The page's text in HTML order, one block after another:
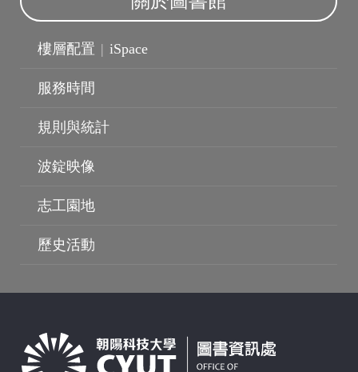
樓層配置 | iSpace
服務時間
規則與統計
波錠映像
志工園地
歷史活動